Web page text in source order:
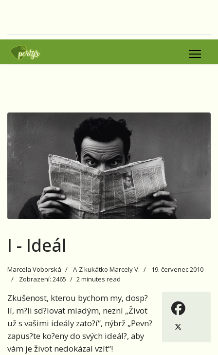
I - Ideál
Marcela Voborská A-Z kukátko Marcely V.
19. červenec 2010
Zobrazení: 2465
2 minutes read
Zkušenost, kterou bychom my, dosp?
lí, m?li sd?lovat mladým, nezní „Život
už s vašimi ideály zato?í“, nýbrž „Pevn?
zapus?te ko?eny do svých ideál?, aby
vám je život nedokázal vzít“!